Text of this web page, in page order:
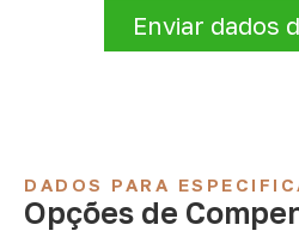
Enviar dados
DADOS PARA
Opções de